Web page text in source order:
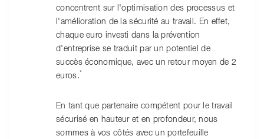
concentrent sur l'optimisation des processus et
l'amélioration de la sécurité au travail. En effet,
chaque euro investi dans la prévention
d'entreprise se traduit par un potentiel de
succès économique, avec un retour moyen de 2
euros.*
En tant que partenaire compétent pour le travail
sécurisé en hauteur et en profondeur, nous
sommes à vos côtés avec un portefeuille